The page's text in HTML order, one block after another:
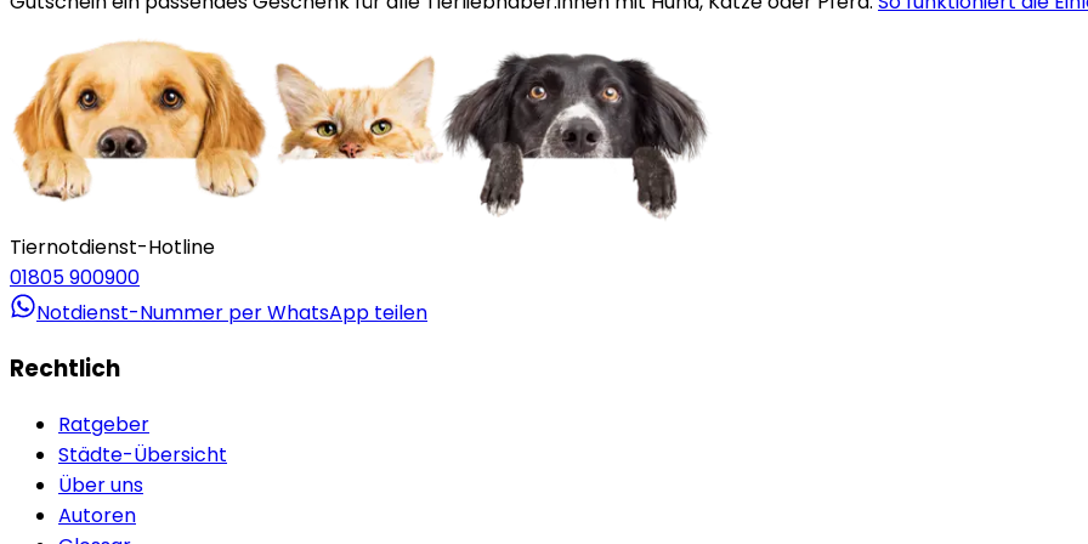
Tiernotdienst-Hotline
01805 900900
Notdienst-Nummer per WhatsApp teilen
Rechtlich
Ratgeber
Städte-Übersicht
Über uns
Autoren